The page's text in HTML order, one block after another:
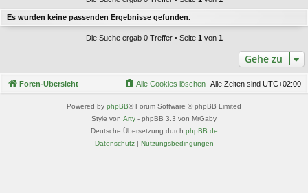
Es wurden keine passenden Ergebnisse gefunden.
Die Suche ergab 0 Treffer • Seite 1 von 1
Gehe zu
Foren-Übersicht Alle Zeiten sind UTC+02:00
Alle Cookies löschen
Powered by phpBB® Forum Software © phpBB Limited
Style von Arty - phpBB 3.3 von MrGaby
Deutsche Übersetzung durch phpBB.de
Datenschutz| Nutzungsbedingungen